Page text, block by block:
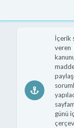
İçerik
veren
günü